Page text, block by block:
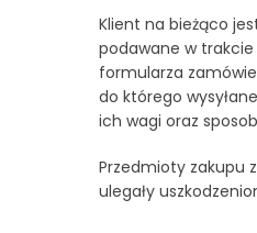
Klient na bieżąco
podawane w
formularza
do którego
ich wagi oraz
Przedmioty zakupu
ulegały